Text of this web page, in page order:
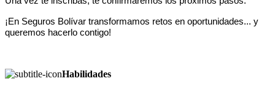
¡En Seguros Bolívar transformamos retos en oportunidades... y
queremos hacerlo contigo!
Habilidades